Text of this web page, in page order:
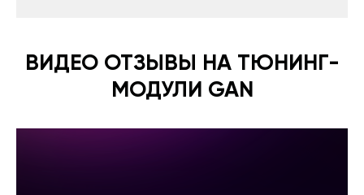
ВИДЕО ОТЗЫВЫ НА ТЮНИНГ-
МОДУЛИ GAN